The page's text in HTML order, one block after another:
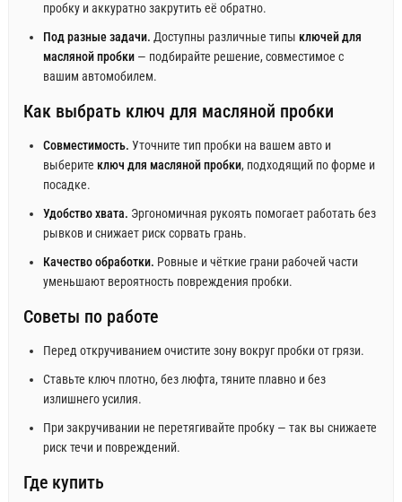
пробку и аккуратно закрутить её обратно.
Под разные задачи. Доступны различные типы ключей для
масляной пробки— подбирайте решение, совместимое с
вашим автомобилем.
Как выбрать ключ для масляной пробки
Совместимость. Уточните тип пробки на вашем авто и
выберите ключ для масляной пробки, подходящий по форме и
посадке.
Удобство хвата. Эргономичная рукоять помогает работать без
рывков и снижает риск сорвать грань.
Качество обработки. Ровные и чёткие грани рабочей части
уменьшают вероятность повреждения пробки.
Советы по работе
Перед откручиванием очистите зону вокруг пробки от грязи.
Ставьте ключ плотно, без люфта, тяните плавно и без
излишнего усилия.
При закручивании не перетягивайте пробку — так вы снижаете
риск течи и повреждений.
Где купить